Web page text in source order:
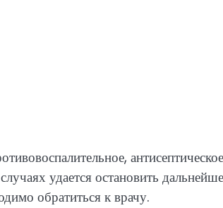
антисептическое
удается остановить
обратиться к врачу.